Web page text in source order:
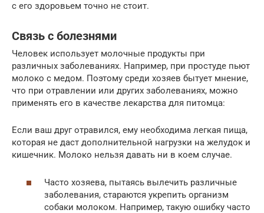
с его здоровьем точно не стоит.
Связь с болезнями
Человек использует молочные продукты при
различных заболеваниях. Например, при простуде пьют
молоко с медом. Поэтому среди хозяев бытует мнение,
что при отравлении или других заболеваниях, можно
применять его в качестве лекарства для питомца:
Если ваш друг отравился, ему необходима легкая пища,
которая не даст дополнительной нагрузки на желудок и
кишечник. Молоко нельзя давать ни в коем случае.
Часто хозяева, пытаясь вылечить различные
заболевания, стараются укрепить организм
собаки молоком. Например, такую ошибку часто